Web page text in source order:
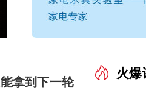
拿到下一轮
火爆